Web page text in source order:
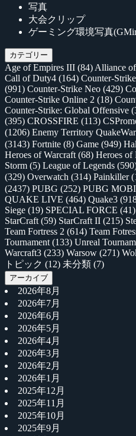
写真
大会クリップ
ゲーミング環境写真
カテゴリー
Age of Empires III (84) Alliance
Call of Duty4 (164) Counter-Strike
(991) Counter-Strike Neo (429)
Counter-Strike Online 2 (18)
Counter-Strike: Global Offensive
(395) CROSSFIRE (113)
(1206) Enemy Territory
(3143) Fortnite (8) Game (949)
Heroes of Warcraft (68) Heroes of
Storm (5) League of Legends
(329) Overwatch (314) Painkiller
(2437) PUBG (252) PUBG
QUAKE LIVE (464) Quake3
Siege (19) SPECIAL FORCE (41)
StarCraft (59) StarCraft II (215)
Team Fortress 2 (614) Team
Tournament (133) Unreal
Warcraft3 (233) Warsow (271)
トピック (12) 未分類 (7)
アーカイブ
2026年8月
2026年7月
2026年6月
2026年5月
2026年4月
2026年3月
2026年2月
2026年1月
2025年12月
2025年11月
2025年10月
2025年9月